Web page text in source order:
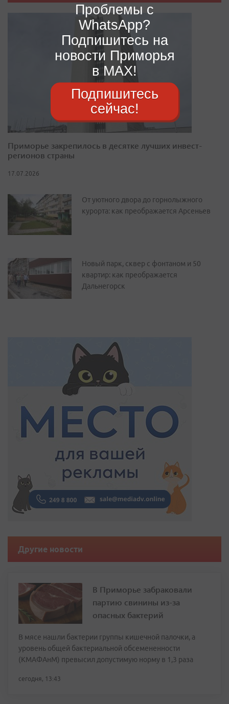
Приморье закрепилось в десятке лучших инвест-
регионов страны
17.07.2026
От уютного двора до горнолыжного
курорта: как преображается Арсеньев
Новый парк, сквер с фонтаном и 50
квартир: как преображается
Дальнегорск
Другие новости
В Приморье забраковали
партию свинины из-за
опасных бактерий
В мясе нашли бактерии группы кишечной палочки, а
уровень общей бактериальной обсемененности
(КМАФАнМ) превысил допустимую норму в 1,3 раза
сегодня, 13:43
Проблемы с
WhatsApp?
Подпишитесь на
новости Приморья
в MAX!
Подпишитесь
сейчас!